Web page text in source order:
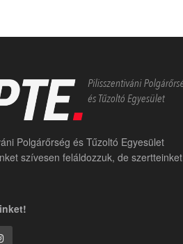
Polgárőrség és Tűzoltó Egyesület
szívesen feláldozzuk, de szertteinket